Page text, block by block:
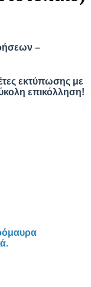
–
εκτύπωσης με
επικόλληση!